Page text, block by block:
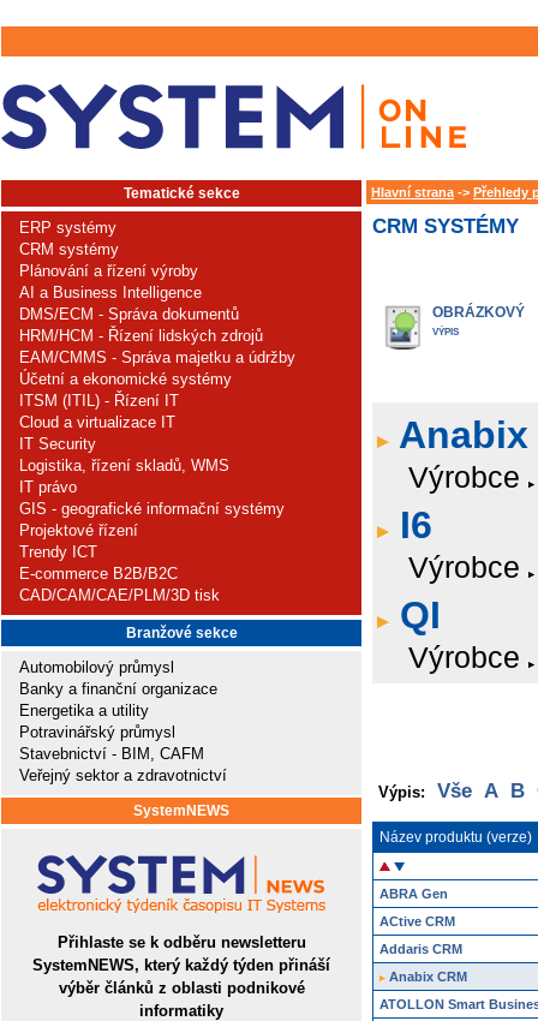
Tematické sekce
ERP systémy
CRM systémy
Plánování a řízení výroby
AI a Business Intelligence
DMS/ECM - Správa dokumentů
HRM/HCM - Řízení lidských zdrojů
EAM/CMMS - Správa majetku a údržby
Účetní a ekonomické systémy
ITSM (ITIL) - Řízení IT
Cloud a virtualizace IT
IT Security
Logistika, řízení skladů, WMS
IT právo
GIS - geografické informační systémy
Projektové řízení
Trendy ICT
E-commerce B2B/B2C
CAD/CAM/CAE/PLM/3D tisk
Branžové sekce
Automobilový průmysl
Banky a finanční organizace
Energetika a utility
Potravinářský průmysl
Stavebnictví - BIM, CAFM
Veřejný sektor a zdravotnictví
SystemNEWS
Přihlaste se k odběru newsletteru
SystemNEWS, který každý týden přináší
výběr článků z oblasti podnikové
informatiky
Hlavní strana -> Přehledy
CRM SYSTÉMY
OBRÁZKOVÝ
VÝPIS
Anabix
Výrobce
I6
Výrobce
QI
Výrobce
Výpis: Vše A B
Název produktu (verze)
ABRA Gen
ACtive CRM
Addaris CRM
Anabix CRM
ATOLLON Smart